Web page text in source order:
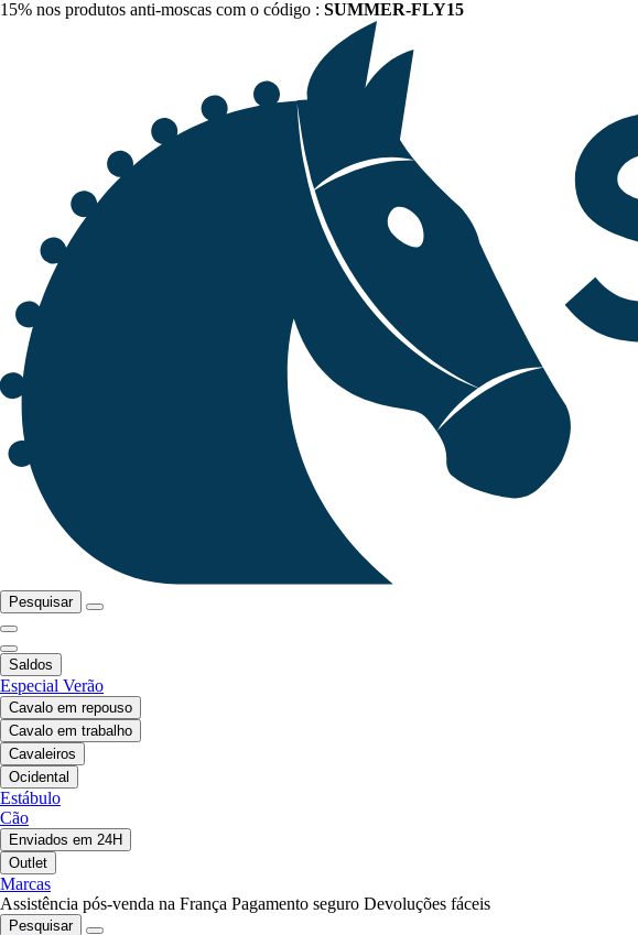
15% nos produtos anti-moscas com o código : SUMMER-FLY15
Pesquisar
Saldos
Especial Verão
Cavalo em repouso
Cavalo em trabalho
Cavaleiros
Ocidental
Estábulo
Cão
Enviados em 24H
Outlet
Marcas
Assistência pós-venda na França Pagamento seguro Devoluções fáceis
Pesquisar